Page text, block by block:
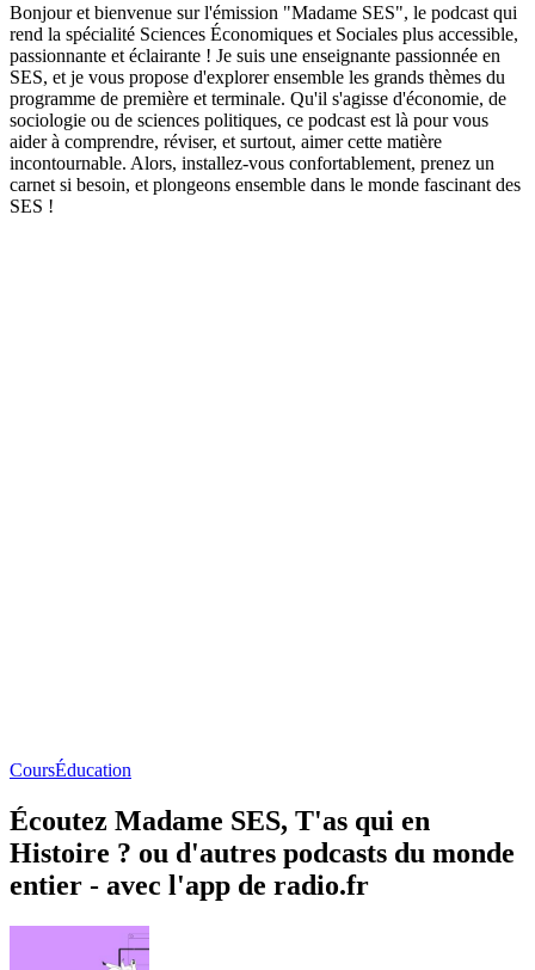
Bonjour et bienvenue sur l'émission "Madame SES", le podcast qui
rend la spécialité Sciences Économiques et Sociales plus accessible,
passionnante et éclairante ! Je suis une enseignante passionnée en
SES, et je vous propose d'explorer ensemble les grands thèmes du
programme de première et terminale. Qu'il s'agisse d'économie, de
sociologie ou de sciences politiques, ce podcast est là pour vous
aider à comprendre, réviser, et surtout, aimer cette matière
incontournable. Alors, installez-vous confortablement, prenez un
carnet si besoin, et plongeons ensemble dans le monde fascinant des
SES !
CoursÉducation
Écoutez Madame SES, T'as qui en
Histoire ? ou d'autres podcasts du monde
entier - avec l'app de radio.fr